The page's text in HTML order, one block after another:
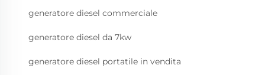
generatore diesel commerciale
generatore diesel da 7kw
generatore diesel portatile in vendita